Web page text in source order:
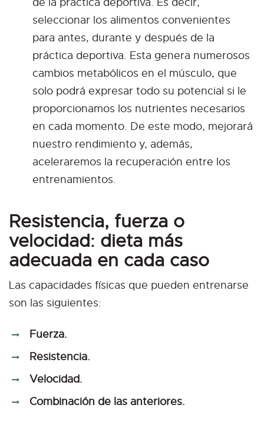
seleccionar los alimentos convenientes
para antes, durante y después de la
práctica deportiva. Esta genera numerosos
cambios metabólicos en el músculo, que
solo podrá expresar todo su potencial si le
proporcionamos los nutrientes necesarios
en cada momento. De este modo, mejorará
nuestro rendimiento y, además,
aceleraremos la recuperación entre los
entrenamientos.
Resistencia, fuerza o
velocidad: dieta más
adecuada en cada caso
Las capacidades físicas que pueden entrenarse
son las siguientes:
Fuerza.
Resistencia.
Velocidad.
Combinación de las anteriores.